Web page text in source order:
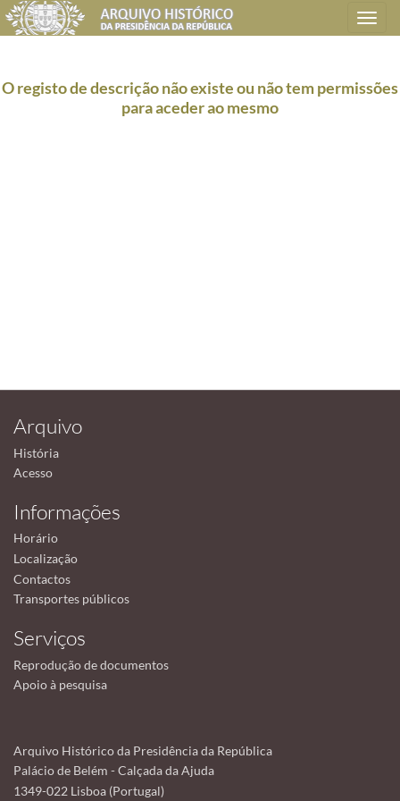
Toggle
navigation
O registo de descrição não existe ou não tem permissões
para aceder ao mesmo
Arquivo
História
Acesso
Informações
Horário
Localização
Contactos
Transportes públicos
Serviços
Reprodução de documentos
Apoio à pesquisa
Arquivo Histórico da Presidência da República
Palácio de Belém - Calçada da Ajuda
1349-022 Lisboa (Portugal)